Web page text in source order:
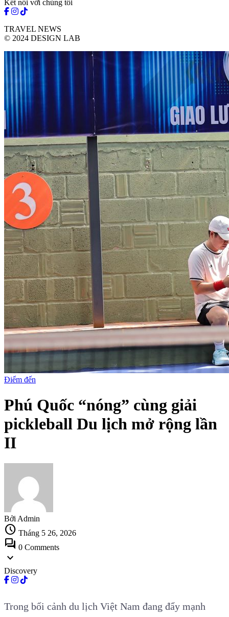
Kết nối với chúng tôi
TRAVEL NEWS
© 2024 DESIGN LAB
Điểm đến
Phú Quốc “nóng” cùng giải
pickleball Du lịch mở rộng lần
II
Bởi Admin
schedule Tháng 5 26, 2026
forum 0 Comments
expand_more
Discovery
Trong bối cảnh du lịch Việt Nam đang đẩy mạnh